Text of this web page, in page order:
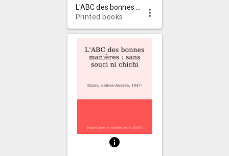
Printed books
more_vert
info